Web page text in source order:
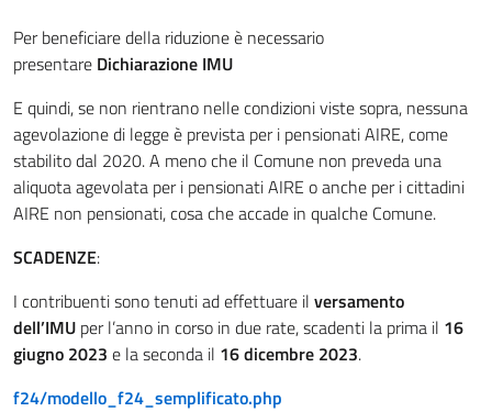
Per beneficiare della riduzione è necessario
presentare Dichiarazione IMU
E quindi, se non rientrano nelle condizioni viste sopra, nessuna
agevolazione di legge è prevista per i pensionati AIRE, come
stabilito dal 2020. A meno che il Comune non preveda una
aliquota agevolata per i pensionati AIRE o anche per i cittadini
AIRE non pensionati, cosa che accade in qualche Comune.
SCADENZE:
I contribuenti sono tenuti ad effettuare il versamento
dell’IMU per l’anno in corso in due rate, scadenti la prima il 16
giugno 2023 e la seconda il 16 dicembre 2023.
f24/modello_f24_semplificato.php